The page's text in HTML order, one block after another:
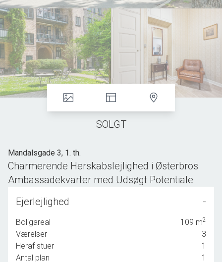
SOLGT
Mandalsgade 3, 1. th.
Charmerende Herskabslejlighed i Østerbros
Ambassadekvarter med Udsøgt Potentiale
LEJLIGHEDEN, DA BUDPROCESSEN ER I GANG.
OBS: DØDSBO MED HJEMFALDSPLIGT.
Velkommen til denne enestående herskabslejlighed
beliggende i hjertet af Østerbros eftertragtede
Ejerlejlighed -
Boligareal 109 m2
Værelser
3
Heraf stuer
1
Antal plan
1